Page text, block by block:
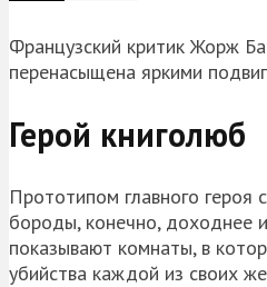
Французский критик Жорж
перенасыщена яркими
Герой книголюб
Прототипом главного
бороды, конечно, доходнее
показывают комнаты, в
убийства каждой из своих